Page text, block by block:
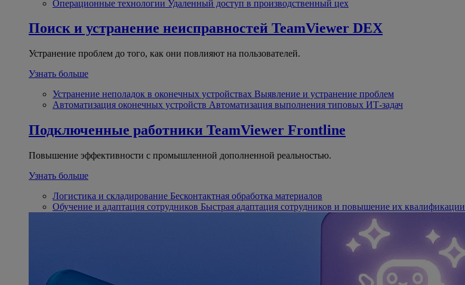
Операционные технологии Удаленный доступ в производственный цех
Поиск и устранение неисправностей TeamViewer DEX
Устранение проблем до того, как они повлияют на пользователей.
Узнать больше
Устранение неполадок в оконечных устройствах Выявление и устранение проблем
Автоматизация оконечных устройств Автоматизация выполнения типовых ИТ-задач
Подключенные работники TeamViewer Frontline
Повышение эффективности с промышленной дополненной реальностью.
Узнать больше
Логистика и складирование Бесконтактная обработка материалов
Обучение и адаптация сотрудников Быстрая адаптация сотрудников и повышение их квалификации